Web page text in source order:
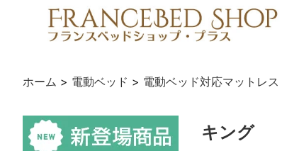
ホーム > 電動ベッド > 電動ベッド対応マットレス
キング